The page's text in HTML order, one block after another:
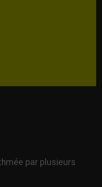
par plusieurs